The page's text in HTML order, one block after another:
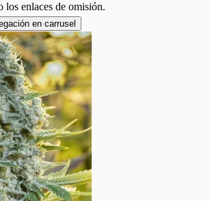
los enlaces de omisión.
en carrusel